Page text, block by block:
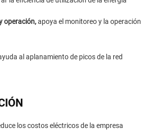
operación,apoya el monitoreo y la operación
al aplanamiento de picos de la red
los costos eléctricos de la empresa